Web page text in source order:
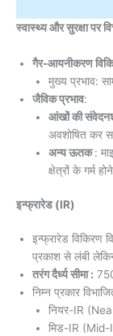
स्वास्थ्य और सुरक्षा पर
गैर-आयनीकरण
मुख्य प्रभाव:
जैविक प्रभाव:
आंखों की
अवशोषित कर
अन्य ऊतक:
क्षेत्रों के गर्म
इन्फ्रारेड (IR)
इन्फ्रारेड विकिरण
प्रकाश से लंबी
तरंग दैर्ध्य सीमा :
निम्न प्रकार
नियर-IR
मिड-IR